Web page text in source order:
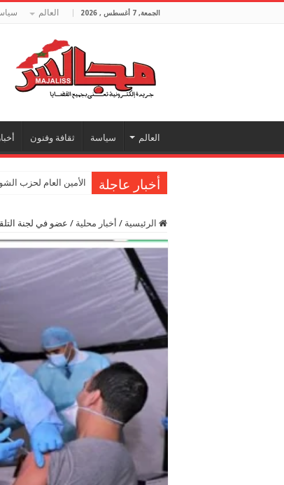
الجمعة, 7 أغسطس , 2026 العالم
العالم سياسة ثقافة وفنون أخبار
أخبار عاجلة الأمين العام لحزب
الرئيسية / أخبار محلية / عضو في لجنة